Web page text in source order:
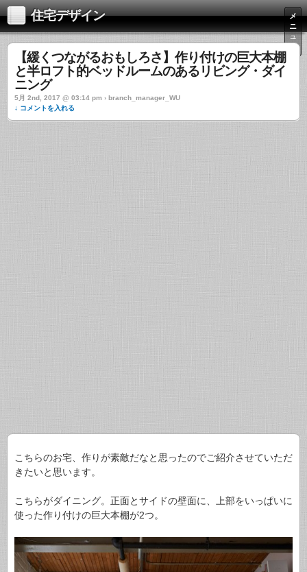
住宅デザイン
メ
ニ
ュ
ー
【緩くつながるおもしろさ】作り付けの巨大本棚
と半ロフト的ベッドルームのあるリビング・ダイ
ニング
5月 2nd, 2017 @ 03:14 pm › branch_manager_WU
↓ コメントを入れる
こちらのお宅、作りが素敵だなと思ったのでご紹介させていただ
きたいと思います。
こちらがダイニング。正面とサイドの壁面に、上部をいっぱいに
使った作り付けの巨大本棚が2つ。